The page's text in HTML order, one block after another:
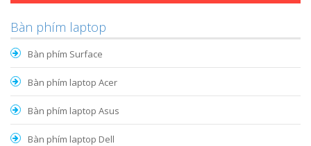
Bàn phím laptop
Bàn phím Surface
Bàn phím laptop Acer
Bàn phím laptop Asus
Bàn phím laptop Dell